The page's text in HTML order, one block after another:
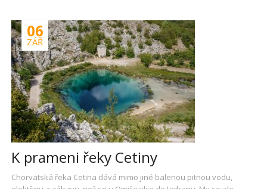
06
ZÁŘ
K prameni řeky Cetiny
Chorvatská řeka Cetina dává mimo jiné balenou pitnou vodu,